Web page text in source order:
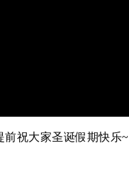
前祝大家圣诞假期快乐~